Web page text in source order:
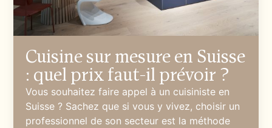
Cuisine sur mesure en Suisse
: quel prix faut-il prévoir ?
Vous souhaitez faire appel à un cuisiniste en
Suisse ? Sachez que si vous y vivez, choisir un
professionnel de son secteur est la méthode